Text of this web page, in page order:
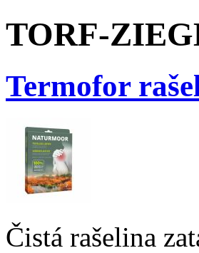
TORF-
Termofor
Čistá rašelina